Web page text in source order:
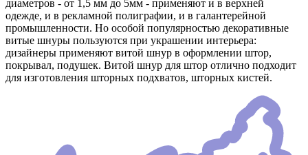
диаметров - от 1,5 мм до 5мм - применяют и в верхней
одежде, и в рекламной полиграфии, и в галантерейной
промышленности. Но особой популярностью декоративные
витые шнуры пользуются при украшении интерьера:
дизайнеры применяют витой шнур в оформлении штор,
покрывал, подушек. Витой шнур для штор отлично подходит
для изготовления шторных подхватов, шторных кистей.